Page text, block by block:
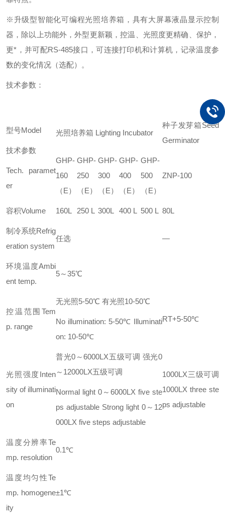
※升级型智能化可编程光照培养箱，具有大屏幕液晶显示控制
器，除以上功能外，外型更新颖，控温、光照度更精确、保护，
更*，并可配RS-485接口，可连接打印机和计算机，记录温度参
数的变化情况（选配）。
技术参数：
型号Model
技术参数
Tech. paramet
er
光照培养箱 Lighting Incubator
种子发芽箱Seed
Germinator
GHP-
160
（E）
GHP-
250
（E）
GHP-
300
（E）
GHP-
400
（E）
GHP-
500
（E）
ZNP-100
容积Volume 160L 250 L 300L 400 L 500 L 80L
制冷系统Refrig
eration system
任选 —
环境温度Ambi
ent temp.
5～35℃
控温范围Tem
p. range
无光照5-50℃ 有光照10-50℃
No illumination: 5-50℃ Illuminati
on: 10-50℃
RT+5-50℃
光照强度Inten
sity of illuminati
on
普光0～6000LX五级可调 强光0
～12000LX五级可调
Normal light 0～6000LX five ste
ps adjustable Strong light 0～12
000LX five steps adjustable
1000LX三级可调
1000LX three ste
ps adjustable
温度分辨率Te
mp. resolution
0.1℃
温度均匀性Te
mp. homogene
ity
±1℃